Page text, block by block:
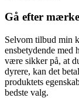
Gå efter
Selvom tilbud min
ensbetydende
være sikker på, at
dyrere, kan det
produktets
bedste valg.